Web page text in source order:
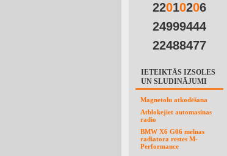
22010206
24999444
22488477
IETEIKTĀS IZSOLES
UN SLUDINĀJUMI
Magnetolu atkodēšana
Atblokejiet automasinas
radio
BMW X6 G06 melnas
radiatora restes M-
Performance